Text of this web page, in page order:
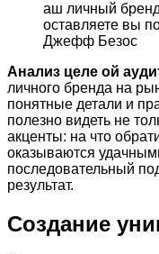
аш личный бренд
оставляете вы
Джефф Безос
Анализ целе ой
личного бренда на
понятные детали и
полезно видеть не
акценты: на что
оказываются
последовательный
результат.
Создание